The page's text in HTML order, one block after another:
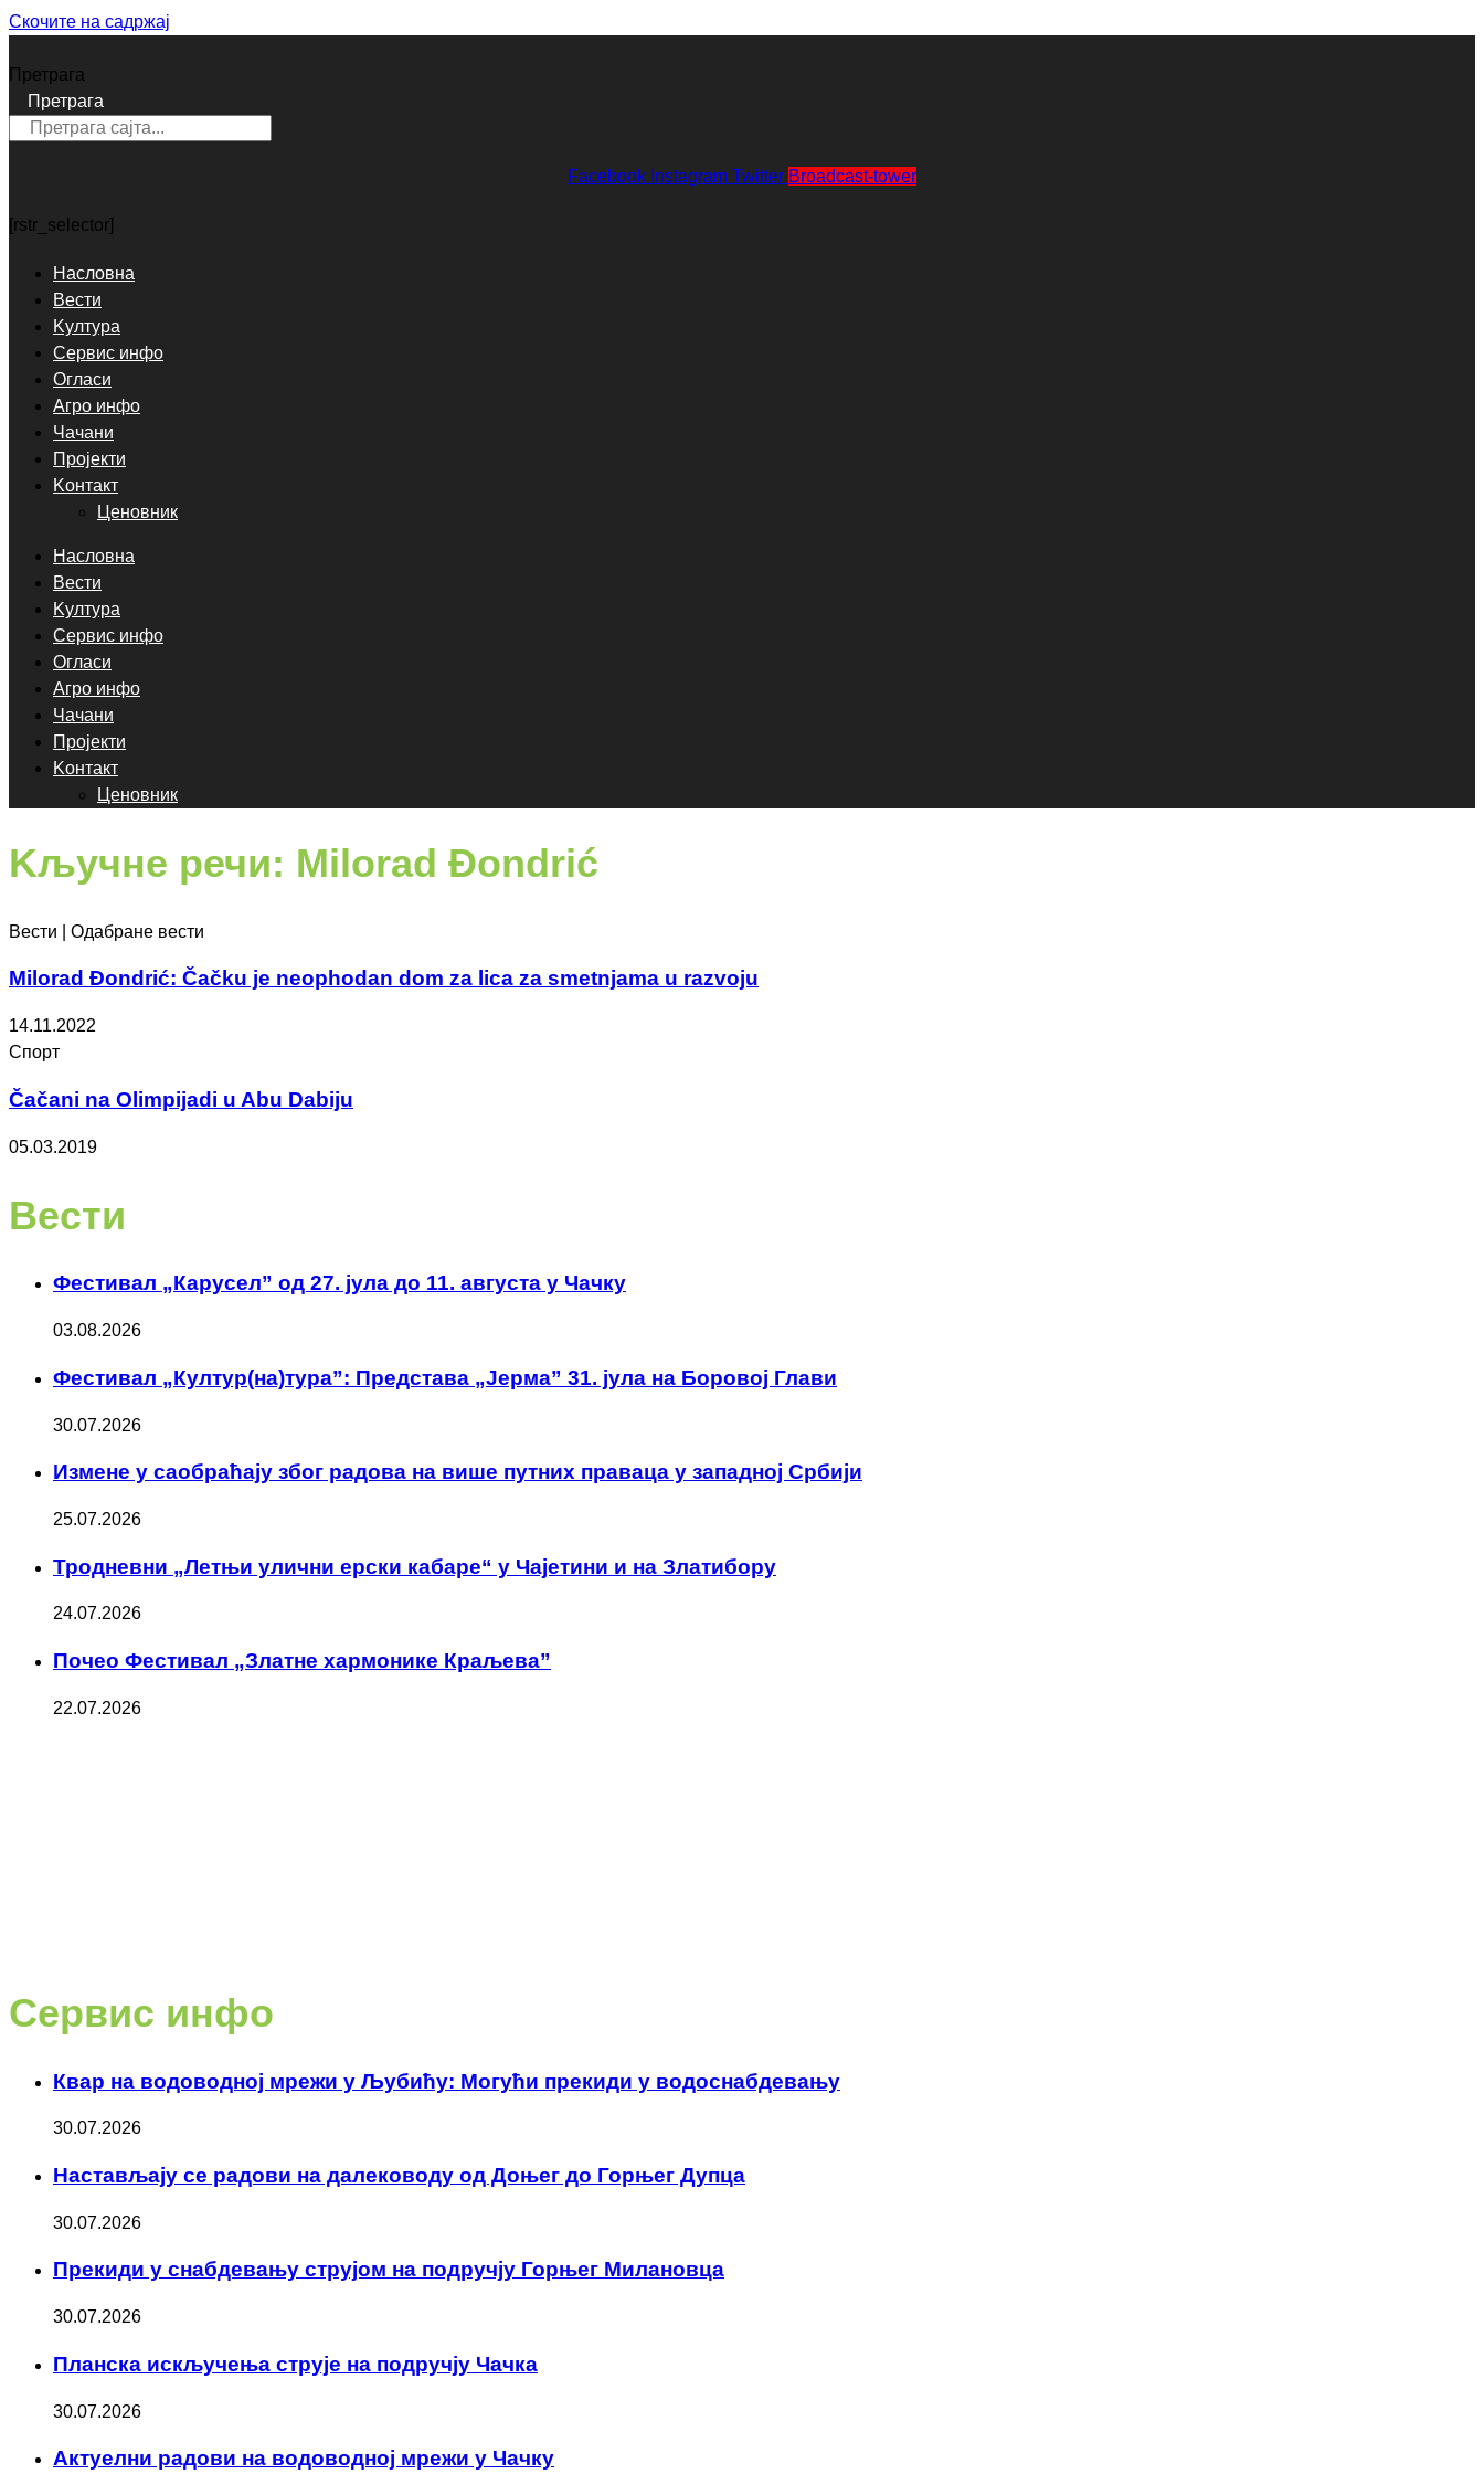
Скочите на садржај
Претрага
Претрага
Facebook Instagram Twitter Broadcast-tower
[rstr_selector]
Насловна
Вести
Kултура
Сервис инфо
Огласи
Агро инфо
Чачани
Пројекти
Kонтакт
Ценовник
Насловна
Вести
Kултура
Сервис инфо
Огласи
Агро инфо
Чачани
Пројекти
Kонтакт
Ценовник
Kључне речи: Milorad Đondrić
Вести | Одабране вести
Milorad Đondrić: Čačku je neophodan dom za lica za smetnjama u razvoju
14.11.2022
Спорт
Čačani na Olimpijadi u Abu Dabiju
05.03.2019
Вести
Фестивал „Карусел” од 27. јула до 11. августа у Чачку
03.08.2026
Фестивал „Култур(на)тура”: Представа „Јерма” 31. јула на Боровој Глави
30.07.2026
Измене у саобраћају због радова на више путних праваца у западној Србији
25.07.2026
Тродневни „Летњи улични ерски кабаре“ у Чајетини и на Златибору
24.07.2026
Почео Фестивал „Златне хармонике Краљева”
22.07.2026
Сервис инфо
Квар на водоводној мрежи у Љубићу: Могући прекиди у водоснабдевању
30.07.2026
Настављају се радови на далеководу од Доњег до Горњег Дупца
30.07.2026
Прекиди у снабдевању струјом на подручју Горњег Милановца
30.07.2026
Планска искључења струје на подручју Чачка
30.07.2026
Актуелни радови на водоводној мрежи у Чачку